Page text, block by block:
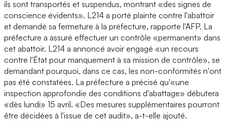
ils sont transportés et suspendus, montrant «des signes de
conscience évidents». L214 a porté plainte contre l'abattoir
et demandé sa fermeture à la préfecture, rapporte l'AFP. La
préfecture a assuré effectuer un contrôle «permanent» dans
cet abattoir. L214 a annoncé avoir engagé «un recours
contre l'État pour manquement à sa mission de contrôle», se
demandant pourquoi, dans ce cas, les non-conformités n'ont
pas été constatées. La préfecture a précisé qu'«une
inspection approfondie des conditions d'abattage» débutera
«dès lundi» 15 avril. «Des mesures supplémentaires pourront
être décidées à l'issue de cet audit», a-t-elle ajouté.